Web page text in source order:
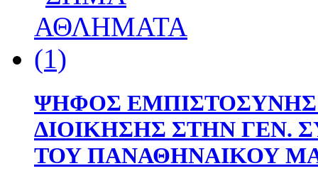
ΨΗΦΟΣ
ΔΙΟΙΚΗΣΗΣ ΣΤΗΝ ΓΕΝ.
ΤΟΥ ΠΑΝΑΘΗΝΑΙΚΟΥ